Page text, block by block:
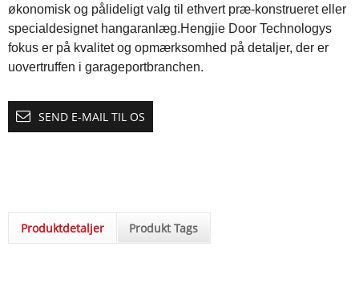
økonomisk og pålideligt valg til ethvert præ-konstrueret eller
specialdesignet hangaranlæg.Hengjie Door Technologys
fokus er på kvalitet og opmærksomhed på detaljer, der er
uovertruffen i garageportbranchen.
SEND E-MAIL TIL OS
Produktdetaljer Produkt Tags